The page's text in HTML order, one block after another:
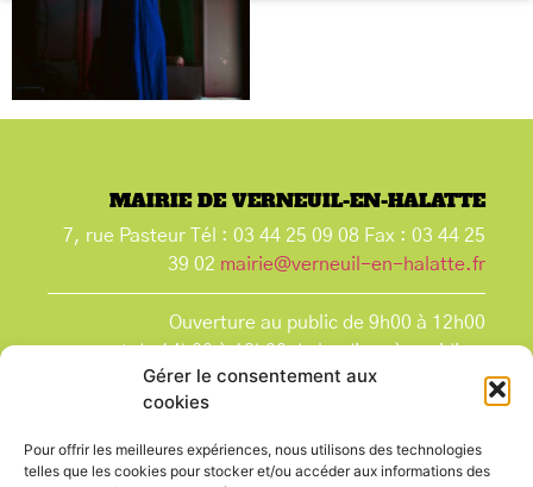
Gérer le consentement aux
cookies
Pour offrir les meilleures expériences, nous utilisons des technologies
telles que les cookies pour stocker et/ou accéder aux informations des
MAIRIE DE VERNEUIL-EN-HALATTE
7, rue Pasteur Tél : 03 44 25 09 08 Fax : 03 44 25
39 02 mairie@verneuil-en-halatte.fr
Ouverture au public de 9h00 à 12h00
et de 14h00 à 18h00 du lundi après-midi au
vendredi,
et le samedi de 9h00 à 12h00.
que les jours fériés.